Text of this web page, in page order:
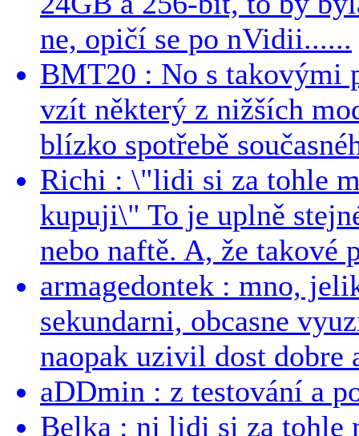
ne, opičí se po nVidii......
BMT20 : No s takovými
vzít některý z nižších
blízko spotřebě
Richi : \"lidi si za tohle
kupuji\" To je uplně
nebo naftě. A, že takové
armagedontek : mno,
sekundarni, obcasne
naopak uzivil dost dobre
aDDmin : z testování a
Belka : nj lidi si za tohle